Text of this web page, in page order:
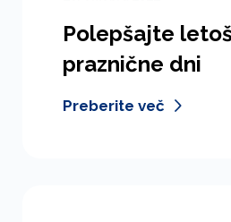
Polepšajte
praznične dni
Preberite več